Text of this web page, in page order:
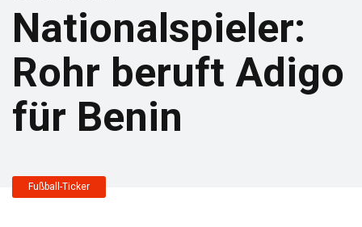
Nationalspieler:
Rohr beruft Adigo
für Benin
Fußball-Ticker